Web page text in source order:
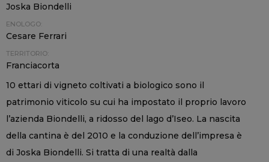
Joska Biondelli
ENOLOGO:
Cesare Ferrari
TERRITORIO:
Franciacorta
10 ettari di vigneto coltivati a biologico sono il
patrimonio viticolo su cui ha impostato il proprio lavoro
l’azienda Biondelli, a ridosso del lago d’Iseo. La nascita
della cantina è del 2010 e la conduzione dell’impresa è
di Joska Biondelli. Si tratta di una realtà dalla